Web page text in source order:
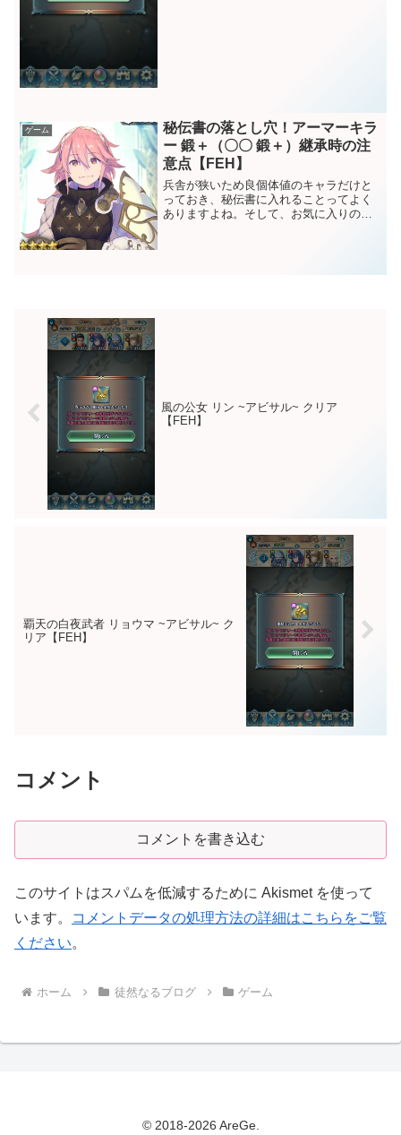
ゲーム
秘伝書の落とし穴！アーマーキラ
ー 鍛＋（〇〇 鍛＋）継承時の注
意点【FEH】
兵舎が狭いため良個体値のキャラだけと
っておき、秘伝書に入れることってよく
ありますよね。そして、お気に入りのキ
風の公女 リン ~アビサル~ クリア
【FEH】
覇天の白夜武者 リョウマ ~アビサル~ ク
リア【FEH】
コメント
コメントを書き込む
このサイトはスパムを低減するために Akismet を使って
います。
コメントデータの処理方法の詳細はこちらをご覧
ください。
ホーム 徒然なるブログ ゲーム
© 2018-2026 AreGe.